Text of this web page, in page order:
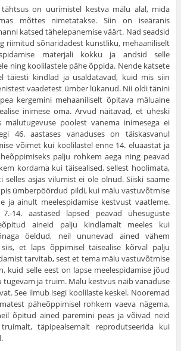
on uurimistel kestva mälu alal, mida
mõttes nimetatakse. Siin on iseäranis
katsed tähelepanemise väärt. Nad seadsid
riimitud sõnaridadest kunstliku, mehaaniliselt
ma­terjali kokku ja andsid selle
ning koolilastele pähe õppida. Nende katsete
täiesti kindlad ja usaldatavad, kuid mis siin
vaadetest ümber lükanud. Nii oldi tänini
kergemini mehaaniliselt õpitava mäluaine
inimese oma. Arvud näitavad, et üheski
mälutugevuse poolest vanema inimesega ei
46. aastases vanaduses on täiskasvanul
võimet kui koolilastel enne 14. eluaastat ja
palju rohkem aega ning peavad
kordama kui täisealised, sellest hoolimata,
selles asjas vilumist ei ole olnud. Siiski saame
ümberpöördud pildi, kui mälu vastu­võtmise
ja ainult meelespidamise kest­vust vaatleme.
14. aastased lapsed peavad ühesuguste
aineid palju kindlamalt meeles kui
öeldud, neil ununevad ained vähem
et laps õppimisel täisealise kõrval palju
tarvitab, sest et tema mälu vastuvõtmise
kuid selle eest on lapse meelespidamise jõud
tugevam ja truim. Mälu kestvus näib vana­duse
See ilmub isegi koolilaste keskel. Nooremad
päheõppimisel rohkem vaeva nägema,
õpitud ained paremini peas ja võivad neid
täpipealsemalt reprodutseerida kui